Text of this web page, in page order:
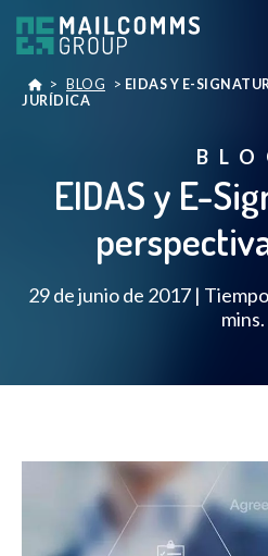
> BLOG > EIDAS Y E-
JURÍDICA
EIDAS y E-
29 de junio de 2017 |
mins.